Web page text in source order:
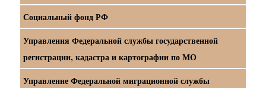
Социальный фонд РФ
Управления Федеральной службы государственной
регистрации, кадастра и картографии по МО
Управление Федеральной миграционной службы